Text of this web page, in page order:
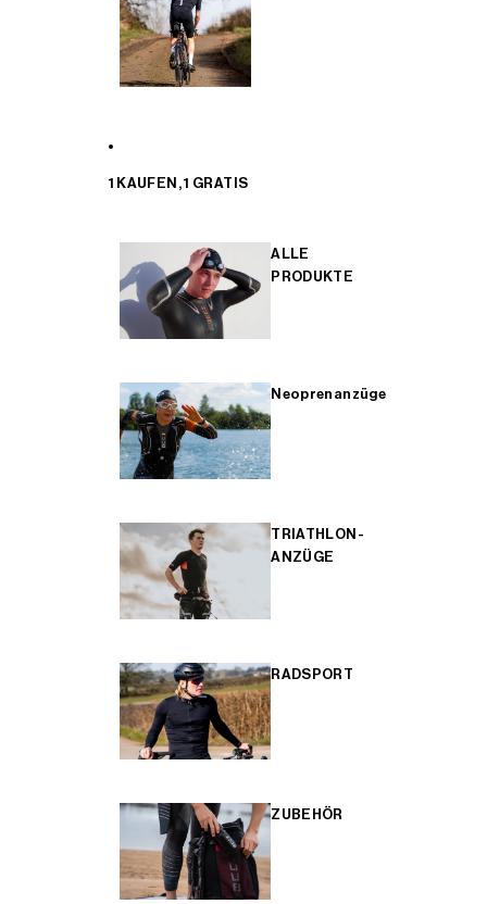
1 KAUFEN, 1 GRATIS
ALLE
PRODUKTE
Neoprenanzüge
TRIATHLON-
ANZÜGE
RADSPORT
ZUBEHÖR